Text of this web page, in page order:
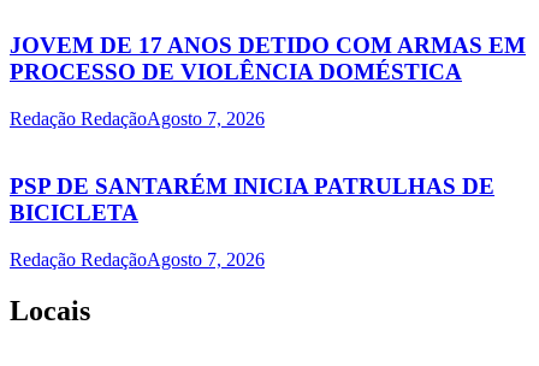
JOVEM DE 17 ANOS DETIDO COM ARMAS EM
PROCESSO DE VIOLÊNCIA DOMÉSTICA
Redação RedaçãoAgosto 7, 2026
PSP DE SANTARÉM INICIA PATRULHAS DE
BICICLETA
Redação RedaçãoAgosto 7, 2026
Locais